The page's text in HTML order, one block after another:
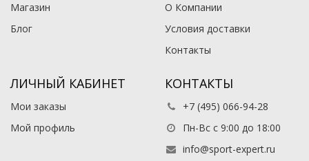
Магазин
Блог
О Компании
Условия доставки
Контакты
ЛИЧНЫЙ КАБИНЕТ
Мои заказы
Мой профиль
КОНТАКТЫ
+7 (495) 066-94-28
Пн-Вс с 9:00 до 18:00
info@sport-expert.ru